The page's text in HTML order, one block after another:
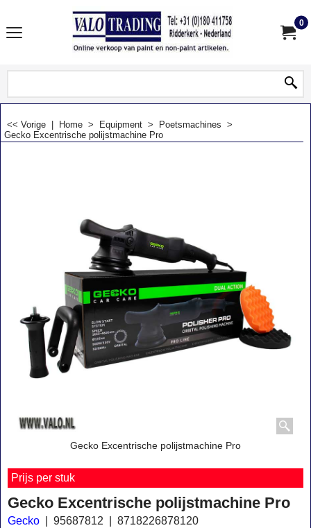
0
<< Vorige Home > Equipment > Poetsmachines >
Gecko Excentrische polijstmachine Pro
Gecko Excentrische polijstmachine Pro
Prijs per stuk
Gecko Excentrische polijstmachine Pro
Gecko 95687812 8718226878120